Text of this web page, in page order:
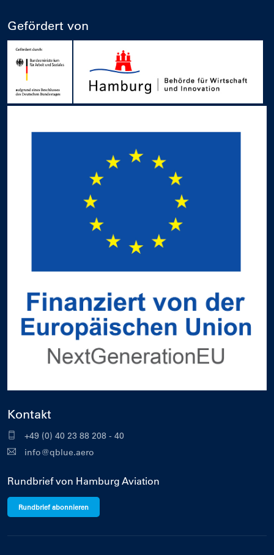
Gefördert von
Kontakt
+49 (0) 40 23 88 208 - 40
info@qblue.aero
Rundbrief von Hamburg Aviation
Rundbrief abonnieren